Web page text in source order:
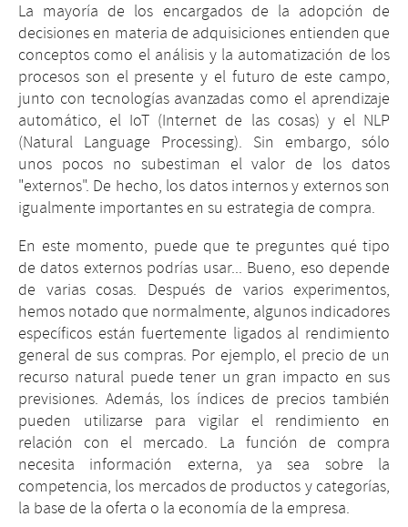
La mayoría de los encargados de la adopción de
decisiones en materia de adquisiciones entienden que
conceptos como el análisis y la automatización de los
procesos son el presente y el futuro de este campo,
junto con tecnologías avanzadas como el aprendizaje
automático, el IoT (Internet de las cosas) y el NLP
(Natural Language Processing). Sin embargo, sólo
unos pocos no subestiman el valor de los datos
"externos". De hecho, los datos internos y externos son
igualmente importantes en su estrategia de compra.
En este momento, puede que te preguntes qué tipo
de datos externos podrías usar... Bueno, eso depende
de varias cosas. Después de varios experimentos,
hemos notado que normalmente, algunos indicadores
específicos están fuertemente ligados al rendimiento
general de sus compras. Por ejemplo, el precio de un
recurso natural puede tener un gran impacto en sus
previsiones. Además, los índices de precios también
pueden utilizarse para vigilar el rendimiento en
relación con el mercado. La función de compra
necesita información externa, ya sea sobre la
competencia, los mercados de productos y categorías,
la base de la oferta o la economía de la empresa.